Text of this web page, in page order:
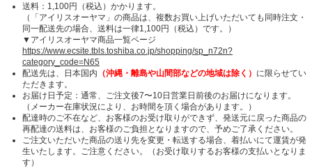
送料：1,100円（税込）かかります。
（「アイリスオーヤマ」の商品は、複数お買い上げいただいても同時注文・
同一配送先の場合、送料は一律1,100円（税込）です。）
▼アイリスオーヤマ商品一覧ページ
https://www.ecsite.tbls.toshiba.co.jp/shopping/sp_n72n?
category_code=N65
配送先は、日本国内 （沖縄・離島や山間部などの地域は除く） に限らせてい
ただきます。
お届け日予定：通常、ご注文後7〜10日営業日前後のお届けになります。
（メーカー在庫状況により、お時間を頂く場合があります。）
配達時のご不在など、お客様のお受け取りができず、発送元に戻った商品の
再配達の送料は、お客様のご負担となりますので、予めご了承ください。
ご注文いただいた商品の送り先を変更・転送する場合、着払いにて運賃が発
生いたします。ご注意ください。（お受け取りするお客様の支払いとなりま
す）